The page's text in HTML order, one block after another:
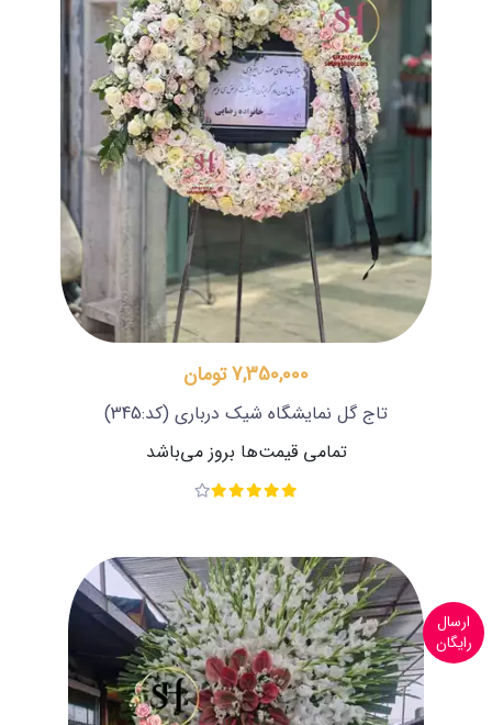
7,350,000 تومان
تاج گل نمایشگاه شیک درباری (کد:345)
تمامی قیمت‌ها بروز می‌باشد
ارسال
رایگان